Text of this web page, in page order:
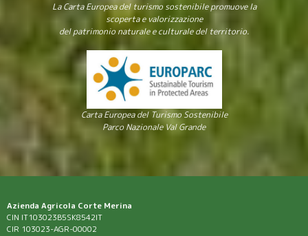
La Carta Europea del turismo sostenibile promuove la
scoperta e valorizzazione
del patrimonio naturale e culturale del territorio.
Carta Europea del Turismo Sostenibile
Parco Nazionale Val Grande
Azienda Agricola Corte Merina
CIN IT103023B5SK8542IT
CIR 103023-AGR-00002